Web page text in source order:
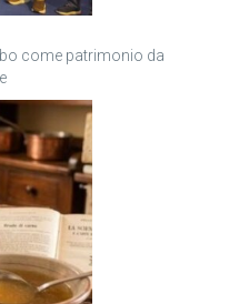
come patrimonio da